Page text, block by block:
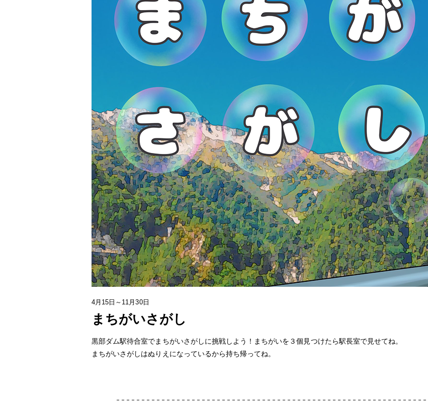
4月15日～11月30日
まちがいさがし
黒部ダム駅待合室でまちがいさがしに挑戦しよう！まちがいを３個見つけたら駅長室で見せてね。
まちがいさがしはぬりえになっているから持ち帰ってね。